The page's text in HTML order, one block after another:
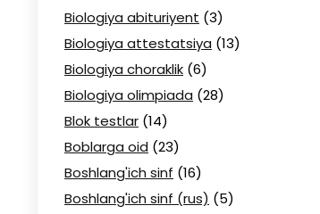
Biologiya abituriyent (3)
Biologiya attestatsiya (13)
Biologiya choraklik (6)
Biologiya olimpiada (28)
Blok testlar (14)
Boblarga oid (23)
Boshlang'ich sinf (16)
Boshlang'ich sinf (rus) (5)